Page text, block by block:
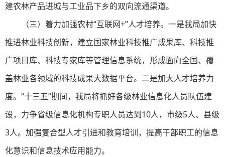
建农林产品进城与工业品下乡的双向流通渠道。
（三）着力加强农村“互联网+”人才培养。一是我局加快
推进林业科技创新，建立国家林业科技推广成果库、科技推
广项目库、科技专家库等管理信息系统，形成面向全国、覆
盖林业各领域的科技成果大数据平台。二是加大人才培养力
度。“十三五”期间，我局将抓好各级林业信息化人员队伍建
设，力争省级信息化机构专职人员达到10人，市级5人、县级
3人。加强复合型人才引进和教育培训，提高干部职工的信息
化意识和信息技术应用能力。